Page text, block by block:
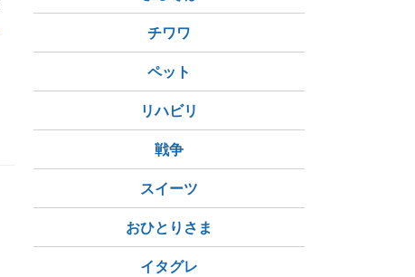
チワワ
ペット
リハビリ
戦争
スイーツ
おひとりさま
イタグレ